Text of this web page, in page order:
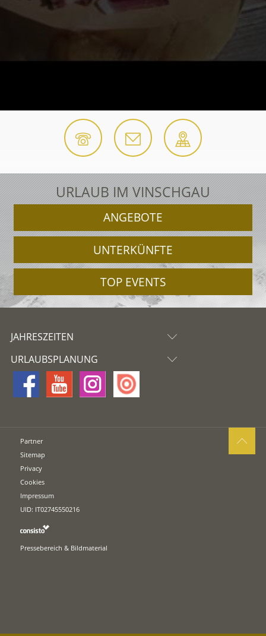
URLAUB IM VINSCHGAU
ANGEBOTE
UNTERKÜNFTE
TOP EVENTS
JAHRESZEITEN
URLAUBSPLANUNG
Partner
Sitemap
Privacy
Cookies
Impressum
UID: IT02745550216
Pressebereich & Bildmaterial